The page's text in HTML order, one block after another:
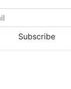
Subscribe